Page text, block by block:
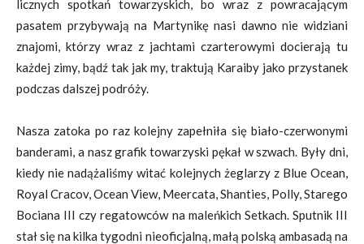
licznych spotkań towarzyskich, bo wraz z powracającym
pasatem przybywają na Martynikę nasi dawno nie widziani
znajomi, którzy wraz z jachtami czarterowymi docierają tu
każdej zimy, bądź tak jak my, traktują Karaiby jako przystanek
podczas dalszej podróży.
Nasza zatoka po raz kolejny zapełniła się biało-czerwonymi
banderami, a nasz grafik towarzyski pękał w szwach. Były dni,
kiedy nie nadążaliśmy witać kolejnych żeglarzy z Blue Ocean,
Royal Cracov, Ocean View, Meercata, Shanties, Polly, Starego
Bociana III czy regatowców na maleńkich Setkach. Sputnik III
stał się na kilka tygodni nieoficjalną, małą polską ambasadą na